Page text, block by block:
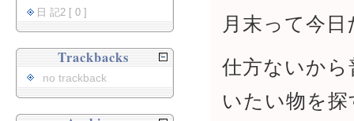
月末って今
仕方ないか
いたい物を
日 記2 [ 0 ]
Trackbacks
no trackback